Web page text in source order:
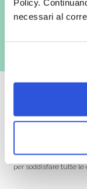
Policy.
necessari al
es. posta cartacea)
Catalogo prodotti
per soddisfare tutte le